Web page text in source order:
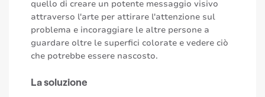
quello di creare un potente messaggio visivo
attraverso l'arte per attirare l'attenzione sul
problema e incoraggiare le altre persone a
guardare oltre le superfici colorate e vedere ciò
che potrebbe essere nascosto.
La soluzione